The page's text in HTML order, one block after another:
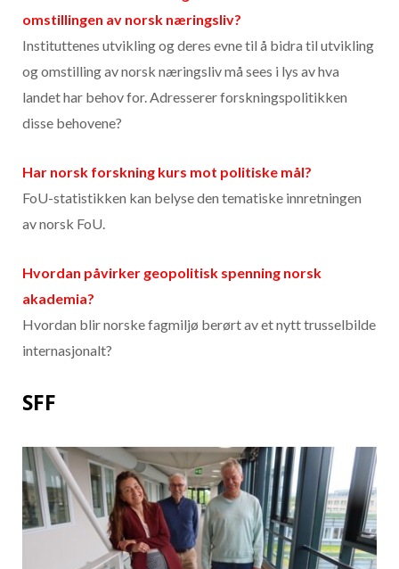
omstillingen av norsk næringsliv?
Instituttenes utvikling og deres evne til å bidra til utvikling
og omstilling av norsk næringsliv må sees i lys av hva
landet har behov for. Adresserer forskningspolitikken
disse behovene?
Har norsk forskning kurs mot politiske mål?
FoU-statistikken kan belyse den tematiske innretningen
av norsk FoU.
Hvordan påvirker geopolitisk spenning norsk
akademia?
Hvordan blir norske fagmiljø berørt av et nytt trusselbilde
internasjonalt?
SFF